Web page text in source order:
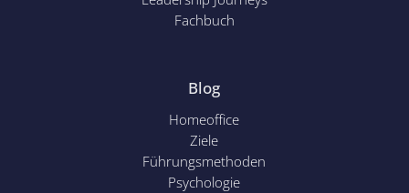
Fachbuch
Blog
Homeoffice
Ziele
Führungsmethoden
Psychologie